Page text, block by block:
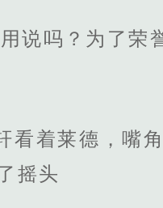
说吗？为了荣
看着莱德，嘴
摇头